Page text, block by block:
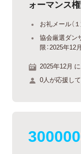
ォーマンス権
お礼メール（１
協会厳選ダン
限：2025年12
2025年12月
0人が応援して